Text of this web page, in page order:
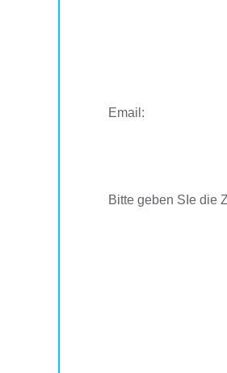
Email:
Bitte geben SIe die